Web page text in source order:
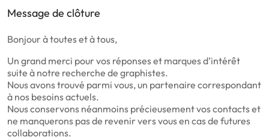
Message de clôture
Bonjour à toutes et à tous,
Un grand merci pour vos réponses et marques d’intérêt
suite à notre recherche de graphistes.
Nous avons trouvé parmi vous, un partenaire correspondant
à nos besoins actuels.
Nous conservons néanmoins précieusement vos contacts et
ne manquerons pas de revenir vers vous en cas de futures
collaborations.